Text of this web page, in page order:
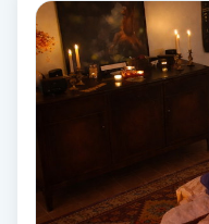
Color correction
Cryoterapi
Damklippning